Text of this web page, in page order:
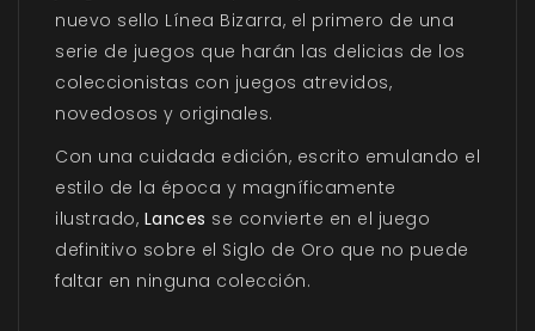
nuevo sello Línea Bizarra, el primero de una
serie de juegos que harán las delicias de los
coleccionistas con juegos atrevidos,
novedosos y originales.
Con una cuidada edición, escrito emulando el
estilo de la época y magníficamente
ilustrado, Lances se convierte en el juego
definitivo sobre el Siglo de Oro que no puede
faltar en ninguna colección.